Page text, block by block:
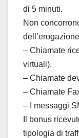
di 5 minuti.
Non
– Chiamate
virtuali).
– Chiamate
– Chiamate
– I messaggi
Il bonus
tipologia di